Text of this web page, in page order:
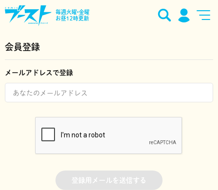
毎週火曜•金曜
お昼12時更新
会員登録
メールアドレスで登録
登録用メールを送信する